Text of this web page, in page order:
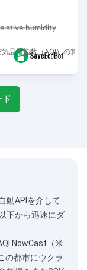
品質指数（AQI）の算
humidity
自動API を介して
下から迅速にダ
NowCast（米
の都市にウクラ